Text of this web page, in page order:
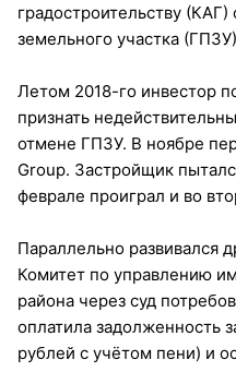
градостроительству
земельного участка
Летом 2018-го инвестор
признать
отмене ГПЗУ. В ноябре
Group. Застройщик
феврале проиграл и во
Параллельно развивался
Комитет по управлению
района через суд
оплатила задолженность
рублей с учётом пени) и